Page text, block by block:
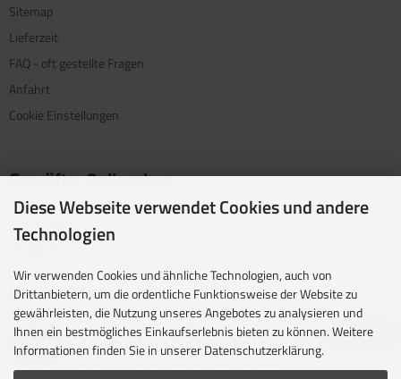
Sitemap
Lieferzeit
FAQ - oft gestellte Fragen
Anfahrt
Cookie Einstellungen
Geprüfter Onlineshop
Mit dem Vertrauenssiegel für kundenfreundliche Online-
Shops zeigen wir Internet-Händler, bei denen
Kundenzufriedenheit an oberster Stelle steht.
Unsere Partner
idealo ist eine der größten E-Commerce-Websites in
Europa und eines der führenden europäischen Online-
Shopping- und Preisvergleichsportale.
Diese Webseite verwendet Cookies und andere
Technologien
Wir verwenden Cookies und ähnliche Technologien, auch von
Drittanbietern, um die ordentliche Funktionsweise der Website zu
gewährleisten, die Nutzung unseres Angebotes zu analysieren und
Ihnen ein bestmögliches Einkaufserlebnis bieten zu können. Weitere
Informationen finden Sie in unserer Datenschutzerklärung.